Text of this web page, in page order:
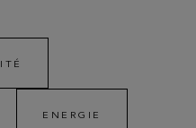
ENERGIE